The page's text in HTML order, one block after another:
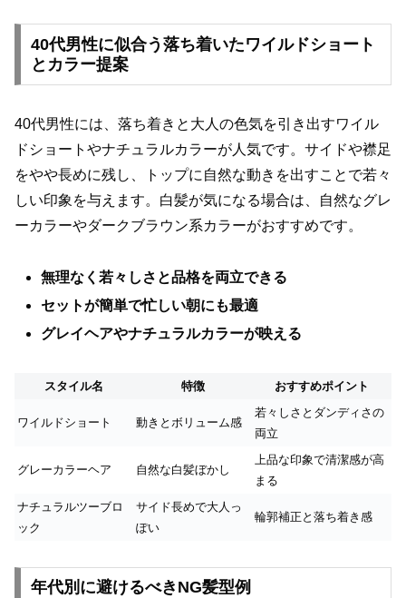
40代男性に似合う落ち着いたワイルドショート
とカラー提案
40代男性には、落ち着きと大人の色気を引き出すワイル
ドショートやナチュラルカラーが人気です。サイドや襟足
をやや長めに残し、トップに自然な動きを出すことで若々
しい印象を与えます。白髪が気になる場合は、自然なグレ
ーカラーやダークブラウン系カラーがおすすめです。
無理なく若々しさと品格を両立できる
セットが簡単で忙しい朝にも最適
グレイヘアやナチュラルカラーが映える
スタイル名 特徴 おすすめポイント
ワイルドショート 動きとボリューム感
若々しさとダンディさの
両立
グレーカラーヘア 自然な白髪ぼかし
上品な印象で清潔感が高
まる
ナチュラルツーブロ
ック
サイド長めで大人っ
ぽい
輪郭補正と落ち着き感
年代別に避けるべきNG髪型例